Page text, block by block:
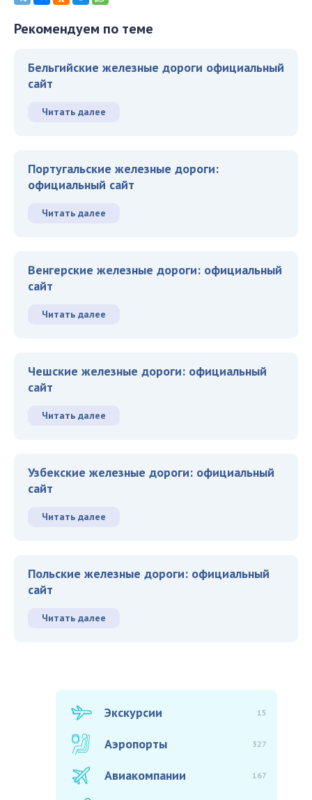
Рекомендуем по теме
Бельгийские железные дороги официальный
сайт
Читать далее
Португальские железные дороги:
официальный сайт
Читать далее
Венгерские железные дороги: официальный
сайт
Читать далее
Чешские железные дороги: официальный
сайт
Читать далее
Узбекские железные дороги: официальный
сайт
Читать далее
Польские железные дороги: официальный
сайт
Читать далее
Экскурсии 15
Аэропорты 327
Авиакомпании 167